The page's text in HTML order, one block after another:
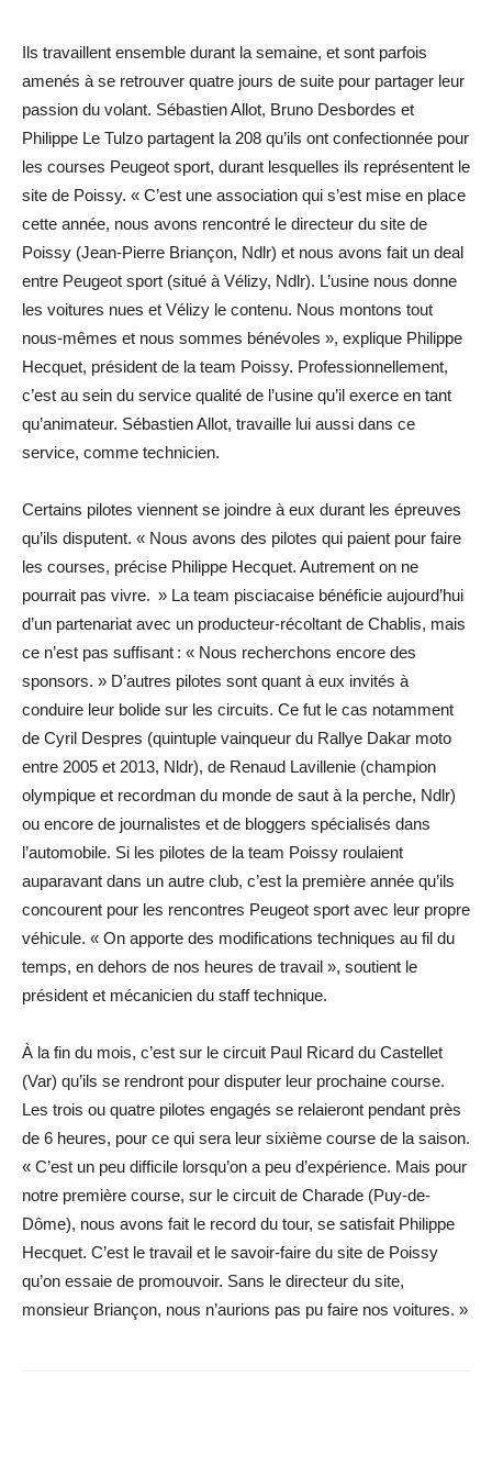
Ils travaillent ensemble durant la semaine, et sont parfois
amenés à se retrouver quatre jours de suite pour partager leur
passion du volant. Sébastien Allot, Bruno Desbordes et
Philippe Le Tulzo partagent la 208 qu’ils ont confectionnée pour
les courses Peugeot sport, durant lesquelles ils représentent le
site de Poissy. « C’est une association qui s’est mise en place
cette année, nous avons rencontré le directeur du site de
Poissy (Jean-Pierre Briançon, Ndlr) et nous avons fait un deal
entre Peugeot sport (situé à Vélizy, Ndlr). L’usine nous donne
les voitures nues et Vélizy le contenu. Nous montons tout
nous-mêmes et nous sommes bénévoles », explique Philippe
Hecquet, président de la team Poissy. Professionnellement,
c’est au sein du service qualité de l’usine qu’il exerce en tant
qu’animateur. Sébastien Allot, travaille lui aussi dans ce
service, comme technicien.
Certains pilotes viennent se joindre à eux durant les épreuves
qu’ils disputent. « Nous avons des pilotes qui paient pour faire
les courses, précise Philippe Hecquet. Autrement on ne
pourrait pas vivre. » La team pisciacaise bénéficie aujourd’hui
d’un partenariat avec un producteur-récoltant de Chablis, mais
ce n’est pas suffisant : « Nous recherchons encore des
sponsors. » D’autres pilotes sont quant à eux invités à
conduire leur bolide sur les circuits. Ce fut le cas notamment
de Cyril Despres (quintuple vainqueur du Rallye Dakar moto
entre 2005 et 2013, Nldr), de Renaud Lavillenie (champion
olympique et recordman du monde de saut à la perche, Ndlr)
ou encore de journalistes et de bloggers spécialisés dans
l’automobile. Si les pilotes de la team Poissy roulaient
auparavant dans un autre club, c’est la première année qu’ils
concourent pour les rencontres Peugeot sport avec leur propre
véhicule. « On apporte des modifications techniques au fil du
temps, en dehors de nos heures de travail », soutient le
président et mécanicien du staff technique.
À la fin du mois, c’est sur le circuit Paul Ricard du Castellet
(Var) qu’ils se rendront pour disputer leur prochaine course.
Les trois ou quatre pilotes engagés se relaieront pendant près
de 6 heures, pour ce qui sera leur sixième course de la saison.
« C’est un peu difficile lorsqu’on a peu d’expérience. Mais pour
notre première course, sur le circuit de Charade (Puy-de-
Dôme), nous avons fait le record du tour, se satisfait Philippe
Hecquet. C’est le travail et le savoir-faire du site de Poissy
qu’on essaie de promouvoir. Sans le directeur du site,
monsieur Briançon, nous n’aurions pas pu faire nos voitures. »